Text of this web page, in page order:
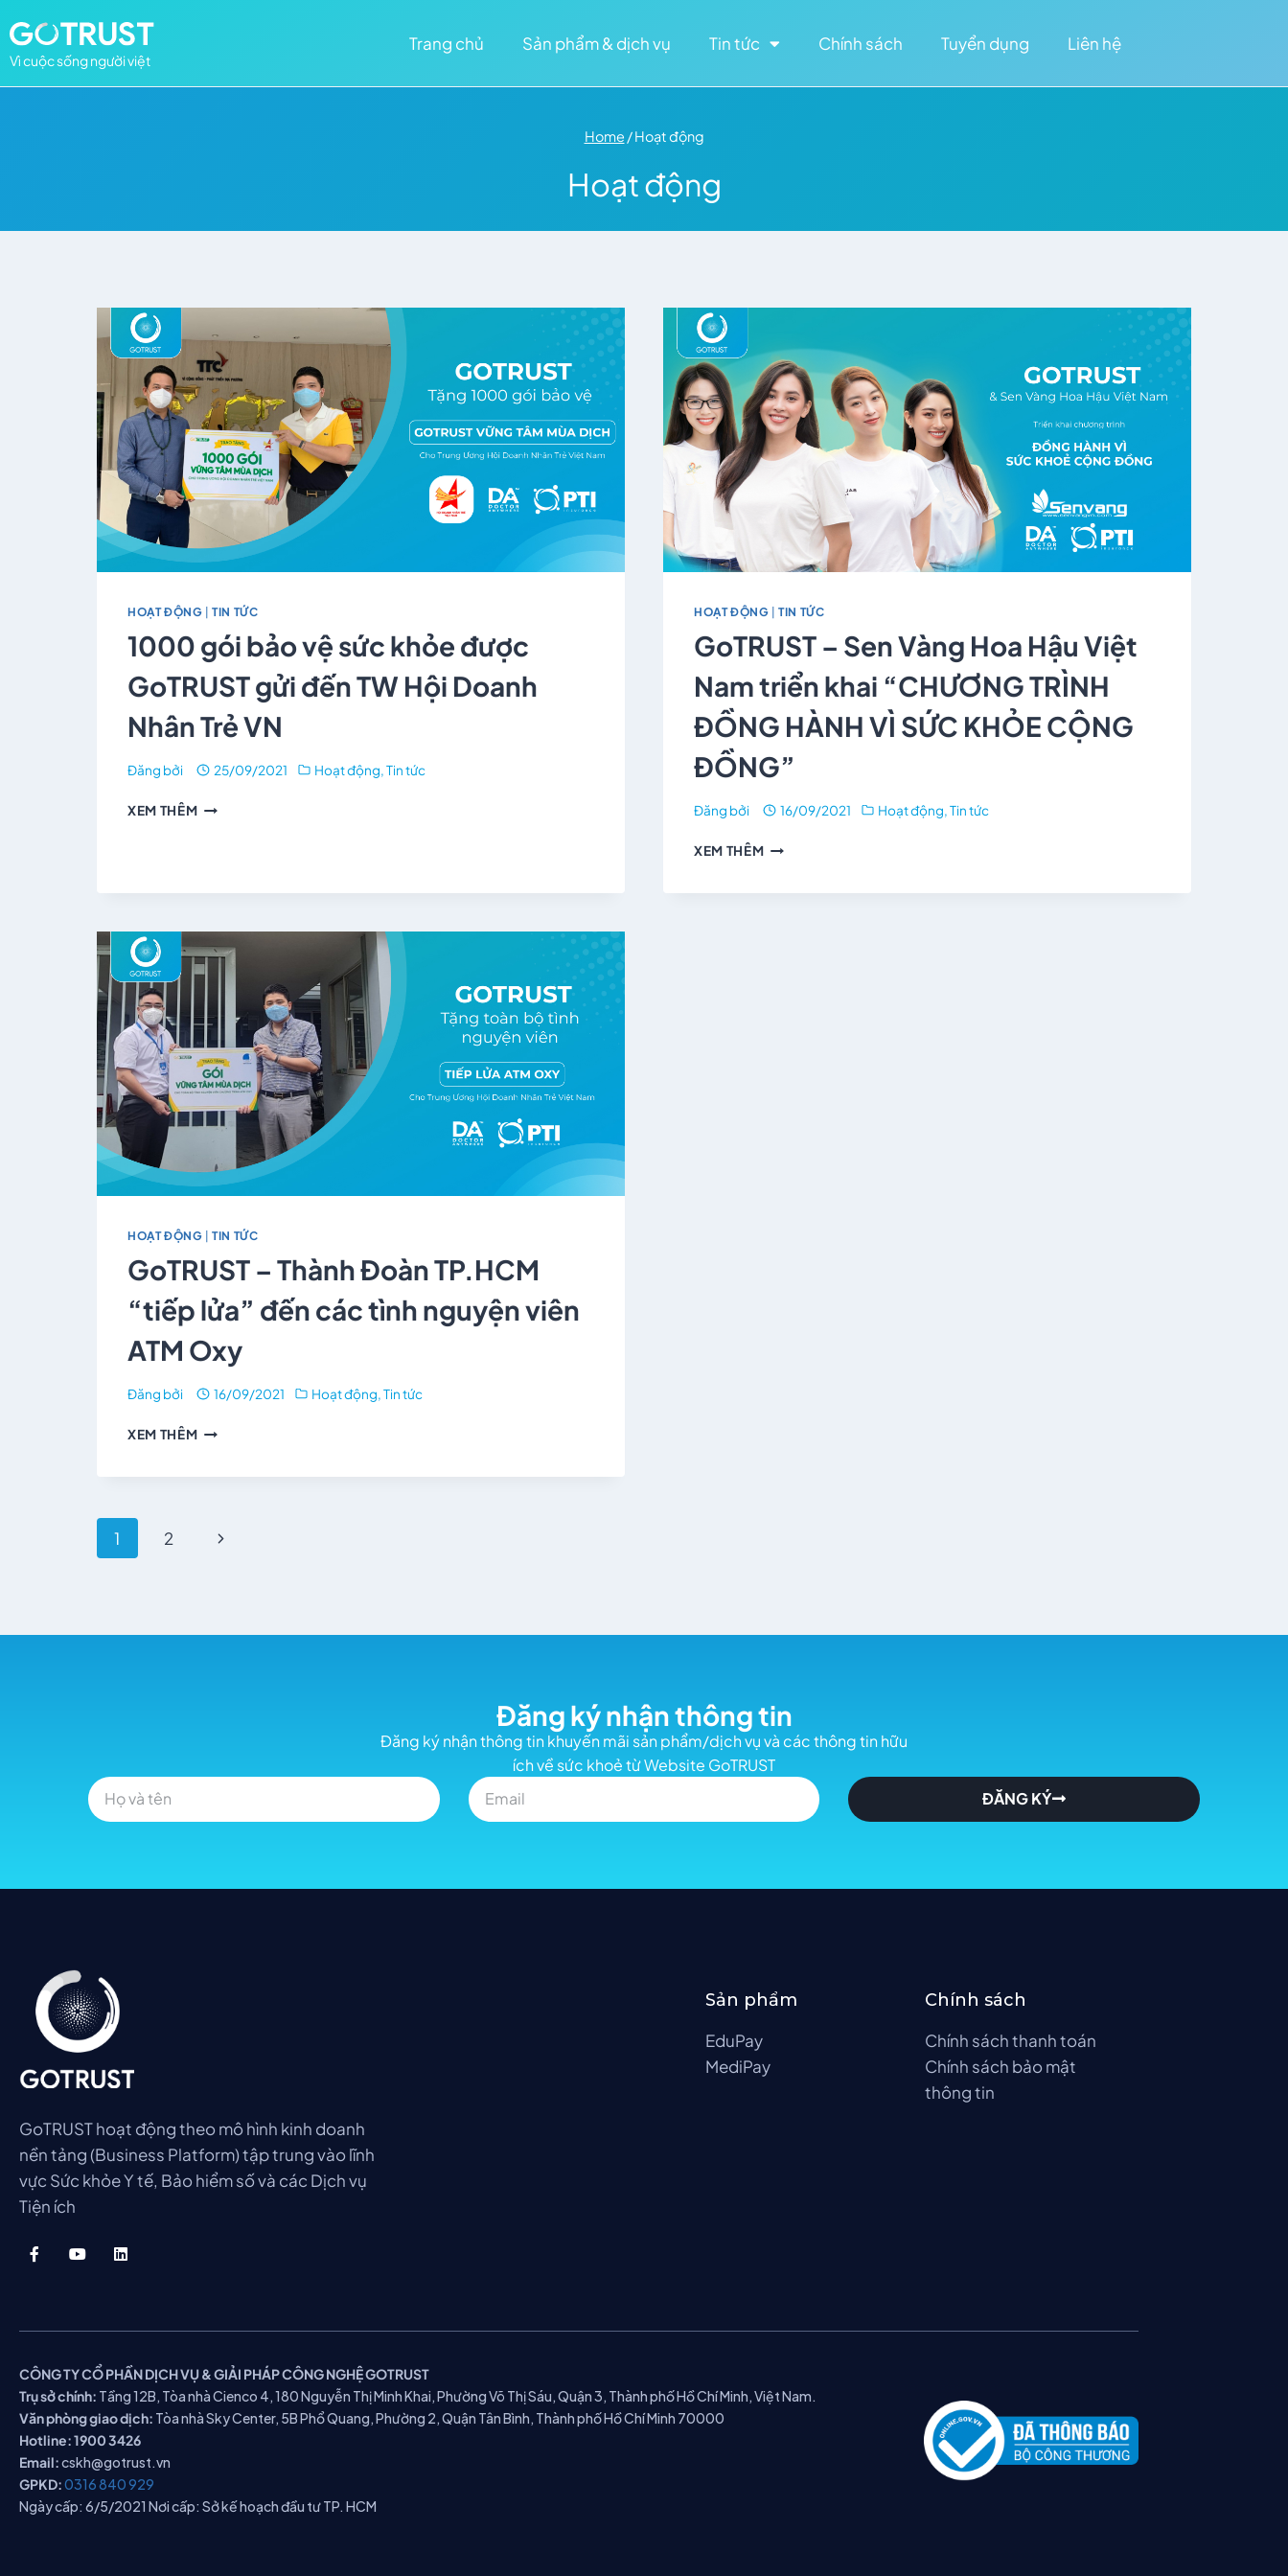
Vì cuộc sống người việt
Trang chủ Sản phẩm & dịch vụ Tin tức Chính sách Tuyển dụng Liên hệ
Home /Hoạt động
Hoạt động
HOẠT ĐỘNG |TIN TỨC
1000 gói bảo vệ sức khỏe được
GoTRUST gửi đến TW Hội Doanh
Nhân Trẻ VN
Đăng bởi 25/09/2021 Hoạt động,Tin tức
XEM THÊM
HOẠT ĐỘNG |TIN TỨC
GoTRUST – Sen Vàng Hoa Hậu Việt
Nam triển khai “CHƯƠNG TRÌNH
ĐỒNG HÀNH VÌ SỨC KHỎE CỘNG
ĐỒNG”
Đăng bởi 16/09/2021 Hoạt động,Tin tức
XEM THÊM
HOẠT ĐỘNG |TIN TỨC
GoTRUST – Thành Đoàn TP.HCM
“tiếp lửa” đến các tình nguyện viên
ATM Oxy
Đăng bởi 16/09/2021 Hoạt động,Tin tức
XEM THÊM
1 2
Đăng ký nhận thông tin
Đăng ký nhận thông tin khuyến mãi sản phẩm/dịch vụ và các thông tin hữu
ích về sức khoẻ từ Website GoTRUST
ĐĂNG KÝ
GoTRUST hoạt động theo mô hình kinh doanh
nền tảng (Business Platform) tập trung vào lĩnh
vực Sức khỏe Y tế, Bảo hiểm số và các Dịch vụ
Tiện ích
Sản phẩm
EduPay
MediPay
Chính sách
Chính sách thanh toán
Chính sách bảo mật
thông tin
CÔNG TY CỔ PHẦN DỊCH VỤ & GIẢI PHÁP CÔNG NGHỆ GOTRUST
Trụ sở chính: Tầng 12B, Tòa nhà Cienco 4, 180 Nguyễn Thị Minh Khai, Phường Võ Thị Sáu, Quận 3, Thành phố Hồ Chí Minh, Việt Nam.
Văn phòng giao dịch: Tòa nhà Sky Center, 5B Phổ Quang, Phường 2, Quận Tân Bình, Thành phố Hồ Chí Minh 70000
Hotline:1900 3426
Email:cskh@gotrust.vn
GPKD:0316 840 929
Ngày cấp: 6/5/2021 Nơi cấp: Sở kế hoạch đầu tư TP. HCM